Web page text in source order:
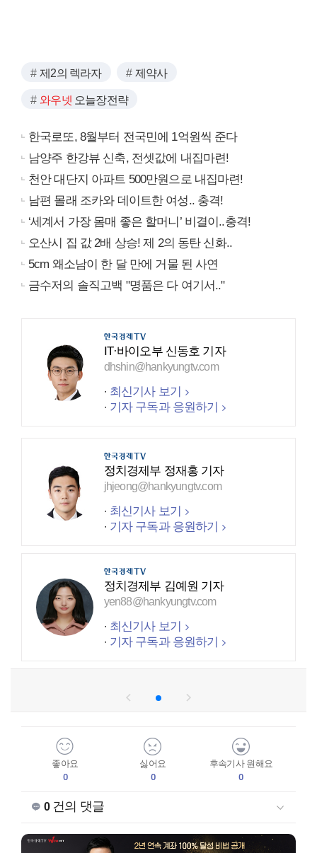
제2의 렉라자 제약사
와우넷 오늘장전략
한국로또, 8월부터 전국민에 1억원씩 준다
남양주 한강뷰 신축, 전셋값에 내집마련!
천안 대단지 아파트 500만원으로 내집마련!
남편 몰래 조카와 데이트한 여성.. 충격!
‘세계서 가장 몸매 좋은 할머니’ 비결이..충격!
오산시 집 값 2배 상승! 제 2의 동탄 신화..
5cm 왜소남이 한 달 만에 거물 된 사연
금수저의 솔직고백 "명품은 다 여기서.."
IT·바이오부 신동호 기자
dhshin@hankyungtv.com
최신기사 보기
기자 구독과 응원하기
정치경제부 정재홍 기자
jhjeong@hankyungtv.com
최신기사 보기
기자 구독과 응원하기
정치경제부 김예원 기자
yen88@hankyungtv.com
최신기사 보기
기자 구독과 응원하기
좋아요
0
싫어요
0
후속기사 원해요
0
0건의 댓글